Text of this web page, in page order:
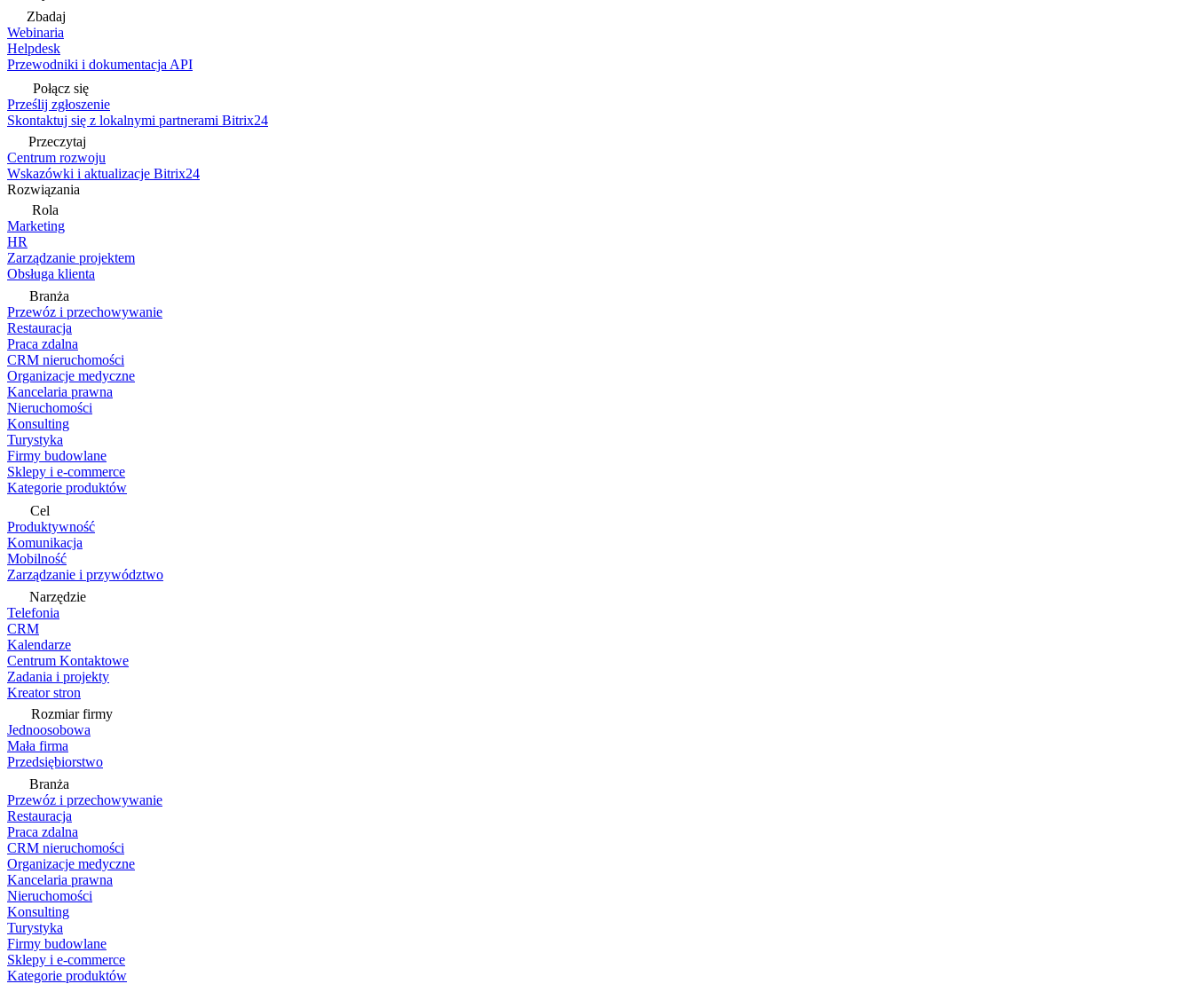
Zbadaj
Webinaria
Helpdesk
Przewodniki i dokumentacja API
Połącz się
Prześlij zgłoszenie
Skontaktuj się z lokalnymi partnerami Bitrix24
Przeczytaj
Centrum rozwoju
Wskazówki i aktualizacje Bitrix24
Rozwiązania
Rola
Marketing
HR
Zarządzanie projektem
Obsługa klienta
Branża
Przewóz i przechowywanie
Restauracja
Praca zdalna
CRM nieruchomości
Organizacje medyczne
Kancelaria prawna
Nieruchomości
Konsulting
Turystyka
Firmy budowlane
Sklepy i e-commerce
Kategorie produktów
Cel
Produktywność
Komunikacja
Mobilność
Zarządzanie i przywództwo
Narzędzie
Telefonia
CRM
Kalendarze
Centrum Kontaktowe
Zadania i projekty
Kreator stron
Rozmiar firmy
Jednoosobowa
Mała firma
Przedsiębiorstwo
Branża
Przewóz i przechowywanie
Restauracja
Praca zdalna
CRM nieruchomości
Organizacje medyczne
Kancelaria prawna
Nieruchomości
Konsulting
Turystyka
Firmy budowlane
Sklepy i e-commerce
Kategorie produktów